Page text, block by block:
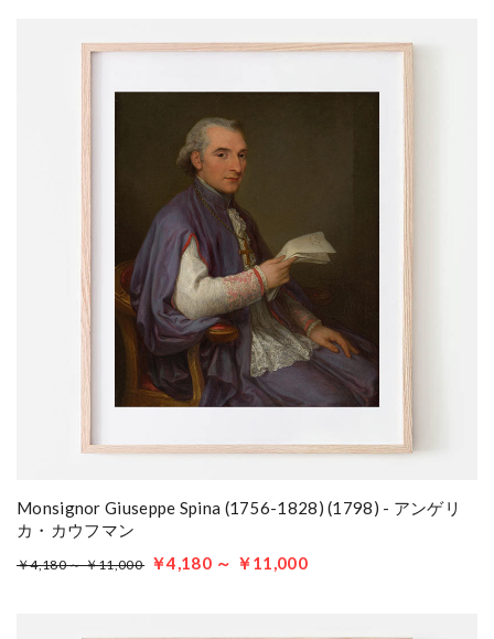
Monsignor Giuseppe Spina (1756-1828) (1798) - アンゲリ
カ・カウフマン
￥4,180 ～ ￥11,000 ￥4,180 ～ ￥11,000